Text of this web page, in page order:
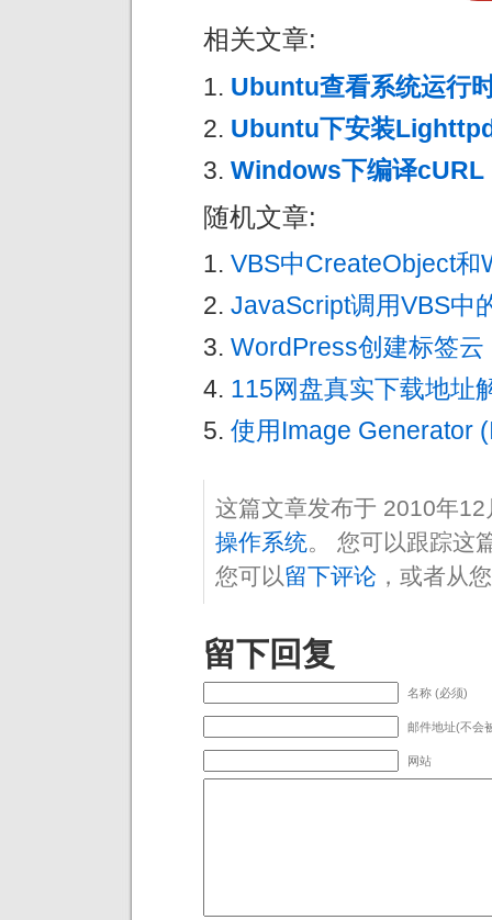
相关文章:
Ubuntu查看系统运行
Ubuntu下安装
Windows下编译cURL
随机文章:
VBS中CreateObject
JavaScript调用VBS中
WordPress创建标签云
115网盘真实下载地址
使用Image Generator
这篇文章发布于 2010年
操作系统。 您可以跟踪这
您可以留下评论 ，或者从
留下回复
名称 (必须)
邮件地址(不会
网站